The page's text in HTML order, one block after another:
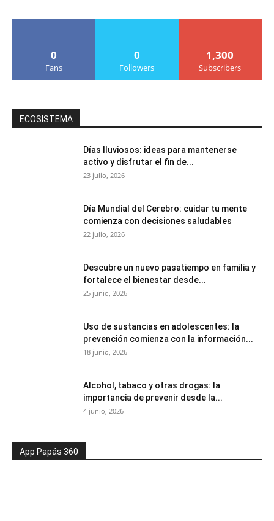
0
Fans
0
Followers
1,300
Subscribers
ECOSISTEMA
Días lluviosos: ideas para mantenerse
activo y disfrutar el fin de...
23 julio, 2026
Día Mundial del Cerebro: cuidar tu mente
comienza con decisiones saludables
22 julio, 2026
Descubre un nuevo pasatiempo en familia y
fortalece el bienestar desde...
25 junio, 2026
Uso de sustancias en adolescentes: la
prevención comienza con la información...
18 junio, 2026
Alcohol, tabaco y otras drogas: la
importancia de prevenir desde la...
4 junio, 2026
App Papás 360